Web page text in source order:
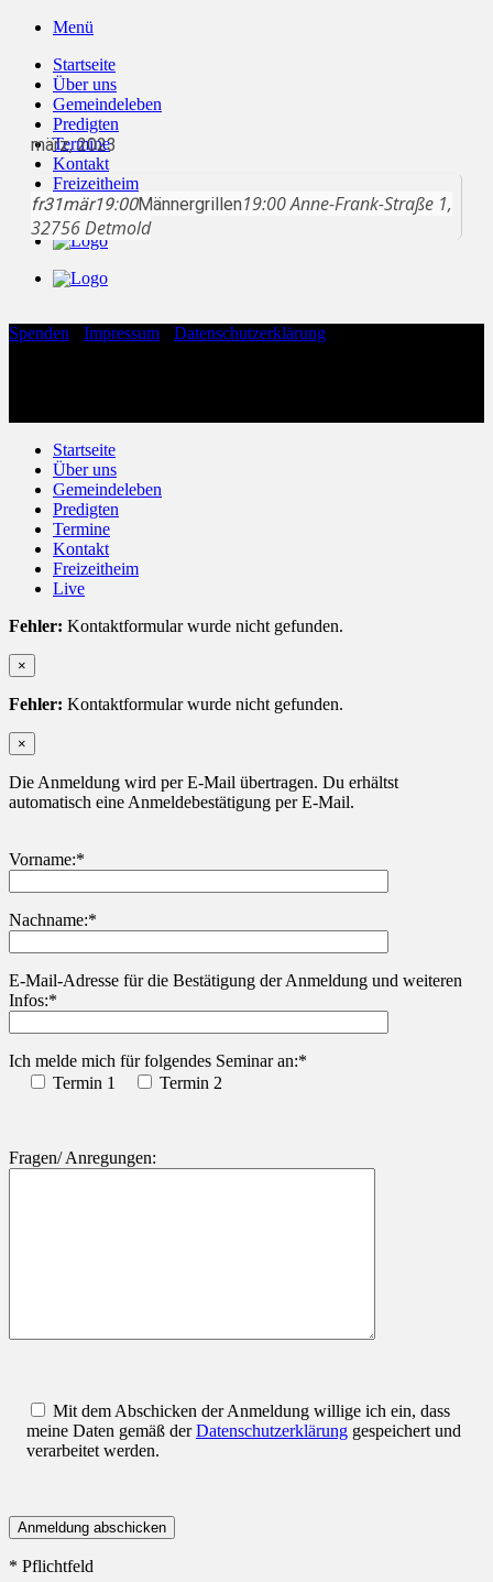
Zum
springen
Menü
Startseite
Über uns
Gemeindeleben
Predigten
Termine
Kontakt
Freizeitheim
Live
märz, 2023
fr31mär19:00Männergrillen19:00Anne-Frank-Straße 1,
32756 Detmold
Spenden Impressum
Datenschutzerklärung
Startseite
Über uns
Gemeindeleben
Predigten
Termine
Kontakt
Freizeitheim
Live
Fehler: Kontaktformular wurde nicht gefunden.
×
Fehler: Kontaktformular wurde nicht gefunden.
×
Die Anmeldung wird per E-Mail übertragen. Du erhältst
automatisch eine Anmeldebestätigung per E-Mail.
Vorname:*
Nachname:*
Bitte lasse dieses Feld leer.
E-Mail-Adresse für die Bestätigung der Anmeldung und weiteren
Infos:*
Ich melde mich für folgendes Seminar an:*
Termin 1
Termin 2
Fragen/ Anregungen:
Mit dem Abschicken der Anmeldung willige ich ein, dass
meine Daten gemäß derDatenschutzerklärung gespeichert und
verarbeitet werden.
* Pflichtfeld